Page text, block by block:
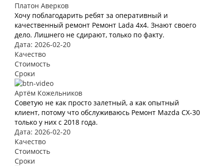
Платон Аверков
Хочу поблагодарить ребят за оперативный и
качественный ремонт Ремонт Lada 4х4. Знают своего
дело. Лишнего не сдирают, только по факту.
Дата: 2026-02-20
Качество
Стоимость
Сроки
Артём Кожельников
Советую не как просто залетный, а как опытный
клиент, потому что обслуживаюсь Ремонт Mazda CX-30
только у них с 2018 года.
Дата: 2026-02-20
Качество
Стоимость
Сроки